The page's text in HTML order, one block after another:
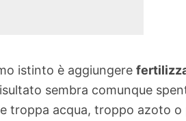
istinto è aggiungere
sembra comunque
troppa acqua, troppo azoto